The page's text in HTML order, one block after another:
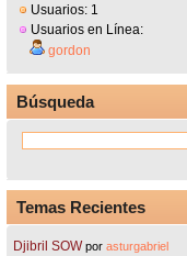
Usuarios: 1
Usuarios en Línea:
gordon
Búsqueda
Temas Recientes
Djibril SOW porasturgabriel